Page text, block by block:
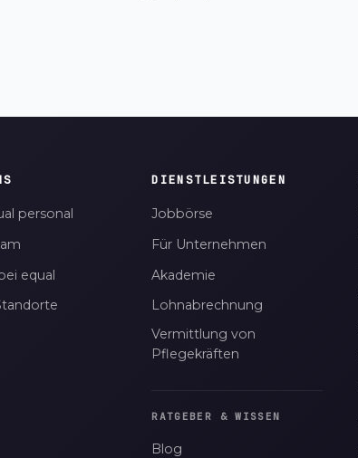
personal
equal
DIENSTLEISTUNGEN
Jobbörse
Für Unternehmen
Akademie
Lohnabrechnung
Vermittlung von
Pflegekräften
RATGEBER & WISSEN
Blog